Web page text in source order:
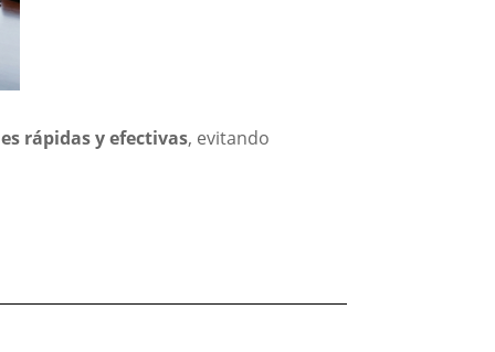
rápidas y efectivas, evitando